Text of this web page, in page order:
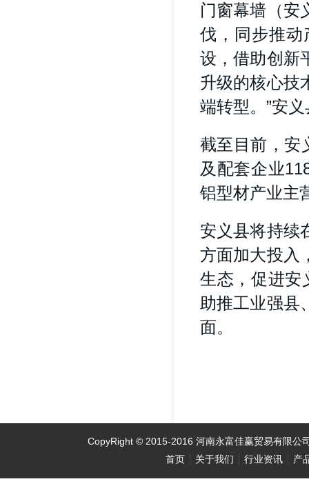
门窗幕墙（安
伐，同步推
设，借助创新
升级的核心技
端转型。”安
截至目前，安
及配套企业
铝型材产业主
安义县将持续
方面加大投入
生态，促进安
助推工业强县
面。
CopyRight © 2015-2016 河南永富佳赢贸易有限
首页
关于我们 行业资讯 产